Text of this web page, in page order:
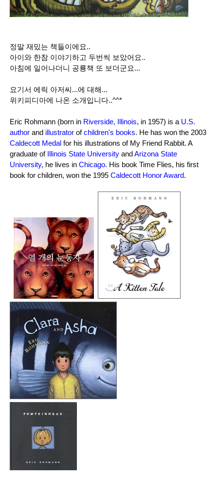
정말 재밌는 책들이에요..
아이와 한참 이야기하고 두번씩 보았어요..
아침에 일어나더니 공룡책 또 보더군요...
요기서 에릭 아저씨...에 대해...
위키피디아에 나온 소개입니다..^^*
Eric Rohmann (born in Riverside, Illinois, in 1957) is a U.S.
author and illustrator ofchildren's books. He has won the 2003
Caldecott Medal for his illustrations of My Friend Rabbit. A
graduate of Illinois State University andArizona State
University, he lives in Chicago. His book Time Flies, his first
book for children, won the 1995 Caldecott Honor Award.